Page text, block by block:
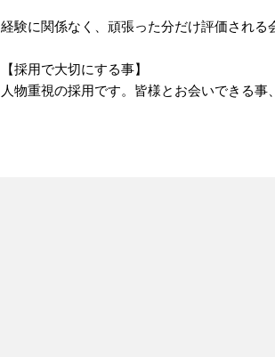
経験に関係なく、頑張った分だけ評価される
【採用で大切にする事】
人物重視の採用です。皆様とお会いできる事